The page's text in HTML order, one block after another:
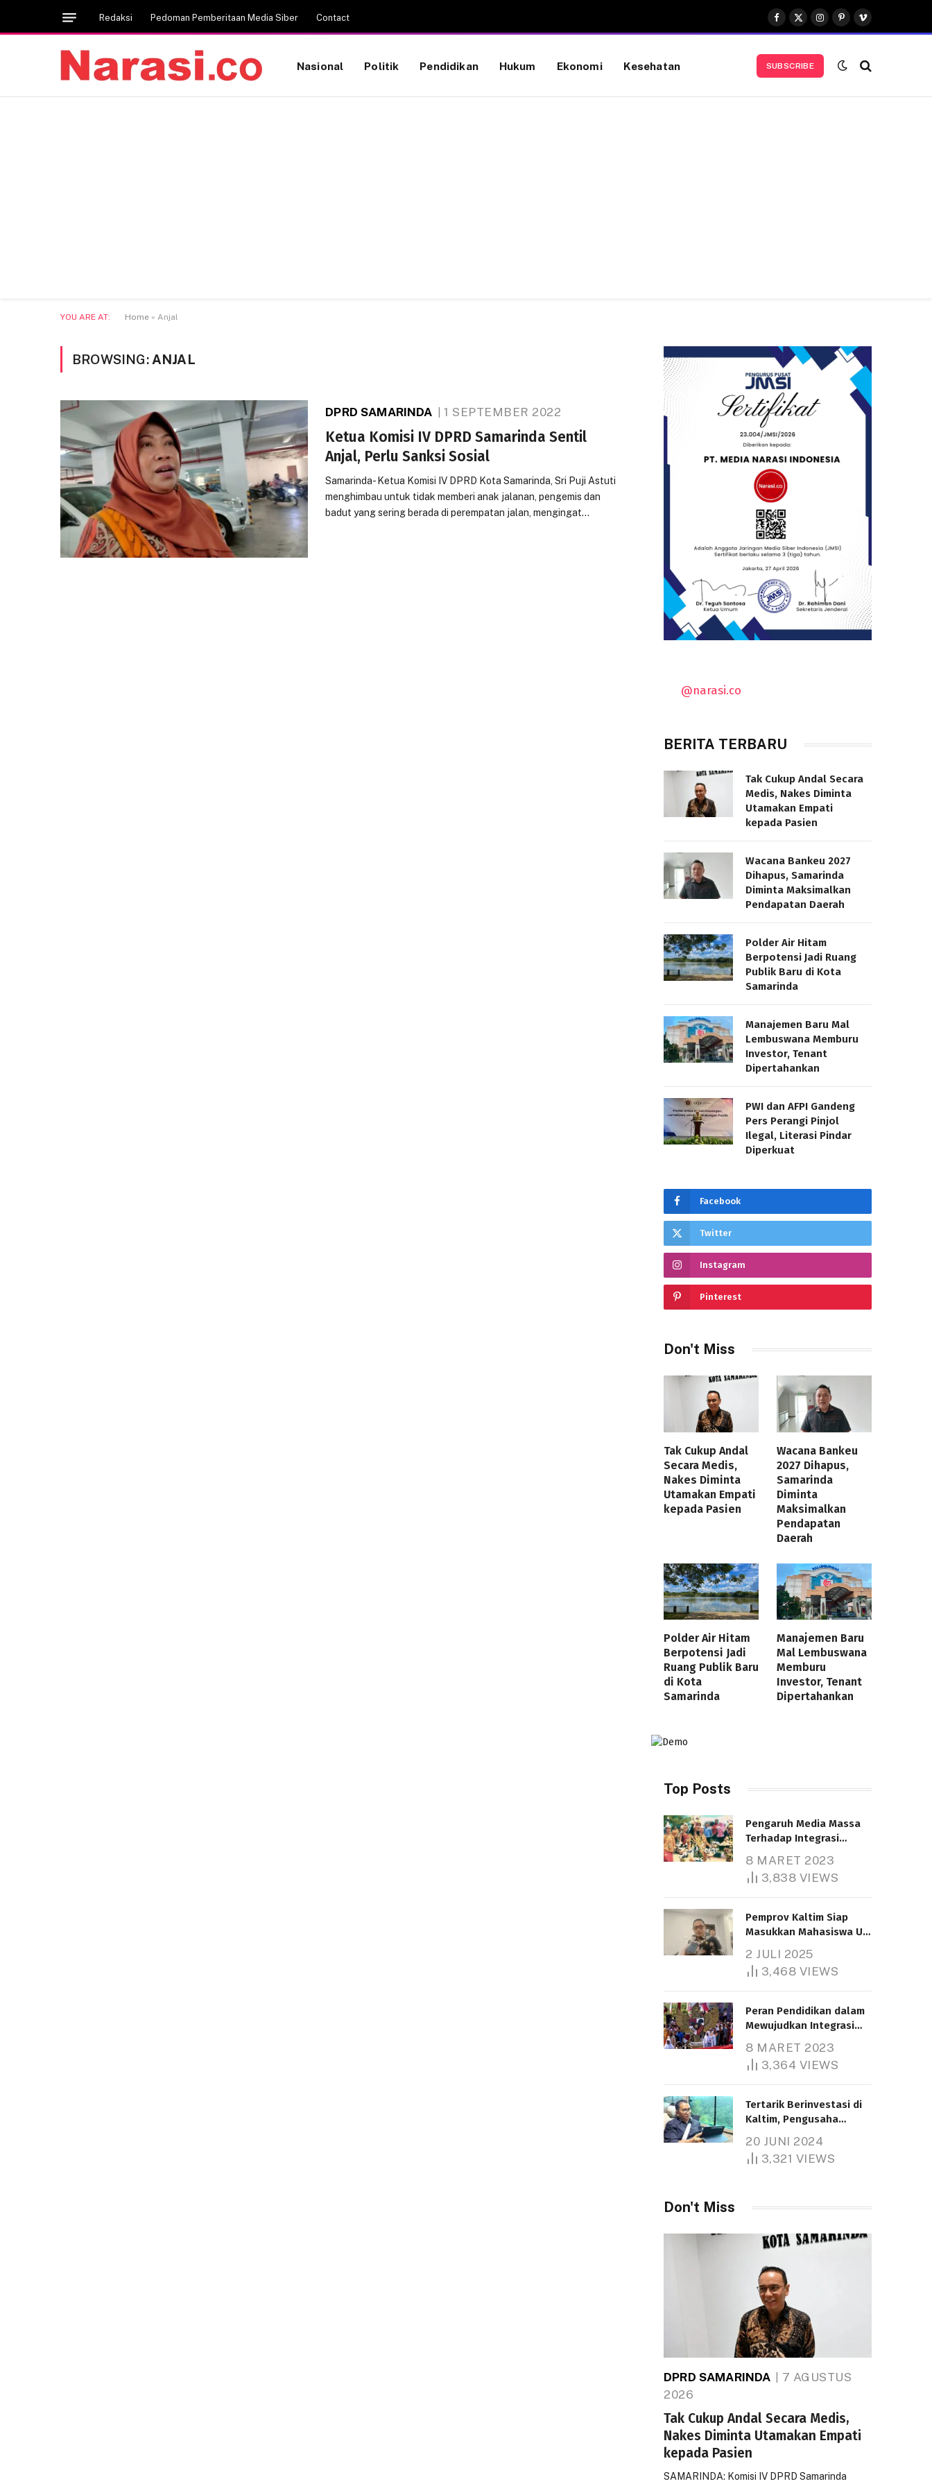
Redaksi Pedoman Pemberitaan Media Siber Contact
Facebook
X
(Twitter)
Instagram
Pinterest
Vimeo
Nasional Politik Pendidikan Hukum Ekonomi Kesehatan SUBSCRIBE
YOU ARE AT: Home » Anjal
BROWSING: ANJAL
DPRD SAMARINDA 1 SEPTEMBER 2022
Ketua Komisi IV DPRD Samarinda Sentil
Anjal, Perlu Sanksi Sosial
Samarinda- Ketua Komisi IV DPRD Kota Samarinda, Sri Puji Astuti
menghimbau untuk tidak memberi anak jalanan, pengemis dan
badut yang sering berada di perempatan jalan, mengingat…
@narasi.co
BERITA TERBARU
Tak Cukup Andal Secara
Medis, Nakes Diminta
Utamakan Empati
kepada Pasien
Wacana Bankeu 2027
Dihapus, Samarinda
Diminta Maksimalkan
Pendapatan Daerah
Polder Air Hitam
Berpotensi Jadi Ruang
Publik Baru di Kota
Samarinda
Manajemen Baru Mal
Lembuswana Memburu
Investor, Tenant
Dipertahankan
PWI dan AFPI Gandeng
Pers Perangi Pinjol
Ilegal, Literasi Pindar
Diperkuat
Facebook
Twitter
Instagram
Pinterest
Don't Miss
Tak Cukup Andal
Secara Medis,
Nakes Diminta
Utamakan Empati
kepada Pasien
Wacana Bankeu
2027 Dihapus,
Samarinda
Diminta
Maksimalkan
Pendapatan
Daerah
Polder Air Hitam
Berpotensi Jadi
Ruang Publik Baru
di Kota
Samarinda
Manajemen Baru
Mal Lembuswana
Memburu
Investor, Tenant
Dipertahankan
Top Posts
Pengaruh Media Massa
Terhadap Integrasi
8 MARET 2023
3,838 VIEWS
Pemprov Kaltim Siap
Masukkan Mahasiswa UT
Bantuan Pendidikan
Gratispol
2 JULI 2025
3,468 VIEWS
Peran Pendidikan dalam
Mewujudkan Integrasi
8 MARET 2023
3,364 VIEWS
Tertarik Berinvestasi di
Kaltim, Pengusaha
1.000 Hektare
20 JUNI 2024
3,321 VIEWS
Don't Miss
DPRD SAMARINDA
7 AGUSTUS
2026
Tak Cukup Andal Secara Medis,
Nakes Diminta Utamakan Empati
kepada Pasien
SAMARINDA: Komisi IV DPRD Samarinda